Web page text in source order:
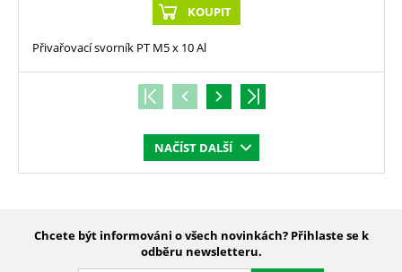
KOUPIT
Přivařovací svorník PT M5 x 10 Al
NAČÍST DALŠÍ
Chcete být informováni o všech novinkách? Přihlaste se k
odběru newsletteru.